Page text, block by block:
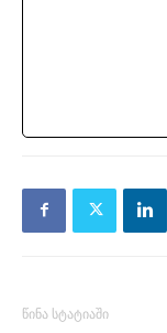
წინა სტატიაში